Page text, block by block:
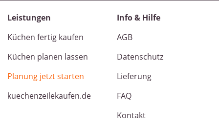
Leistungen
Küchen fertig kaufen
Küchen planen lassen
Planung jetzt starten
Datenschutz